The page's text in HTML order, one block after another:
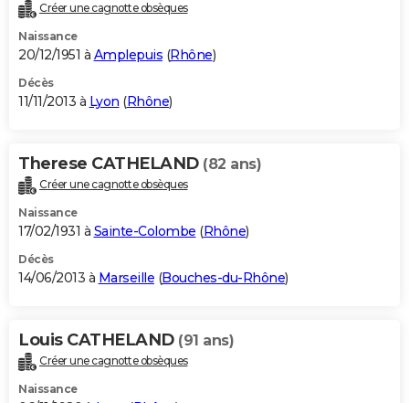
Créer une cagnotte obsèques
Naissance
20/12/1951 à Amplepuis (Rhône)
Décès
11/11/2013 à Lyon (Rhône)
Therese CATHELAND (82 ans)
Créer une cagnotte obsèques
Naissance
17/02/1931 à Sainte-Colombe (Rhône)
Décès
14/06/2013 à Marseille (Bouches-du-Rhône)
Louis CATHELAND (91 ans)
Créer une cagnotte obsèques
Naissance